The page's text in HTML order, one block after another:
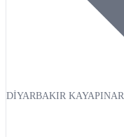
DİYARBAKIR KAYAPINAR